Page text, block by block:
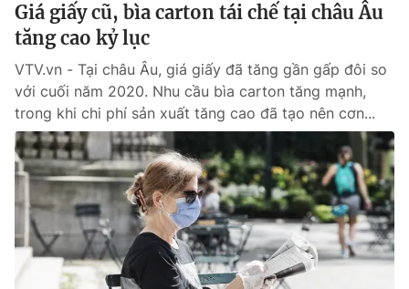
Góc doanh nghiệp
Truyền hình
Phim VTV
Hậu trường
Nhân vật
Khán giả
Giải sao mai
Giải trí
Điện ảnh
Âm nhạc
Sao
Đời sống
Du lịch
Làm đẹp
Chất lượng cuộc sống
Giáo dục
Tuyển sinh
Học trực tuyến
Công nghệ
Hitech Công nghệ tương lai
Giao lưu trực tuyến
Giá giấy cũ, bìa carton tái chế tại châu Âu
tăng cao kỷ lục
VTV.vn - Tại châu Âu, giá giấy đã tăng gần gấp đôi so
với cuối năm 2020. Nhu cầu bìa carton tăng mạnh,
trong khi chi phí sản xuất tăng cao đã tạo nên cơn...